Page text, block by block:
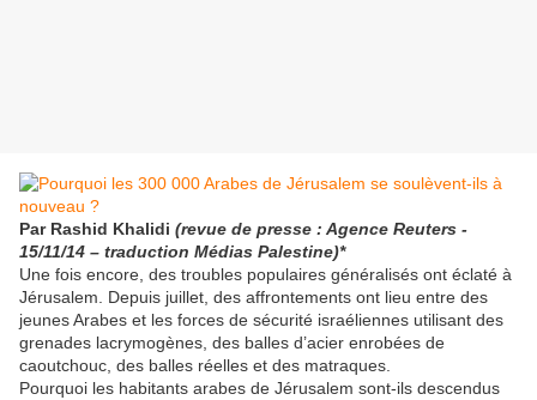
Par Rashid Khalidi (revue de presse : Agence Reuters -
15/11/14 – traduction Médias Palestine)*
Une fois encore, des troubles populaires généralisés ont éclaté à
Jérusalem. Depuis juillet, des affrontements ont lieu entre des
jeunes Arabes et les forces de sécurité israéliennes utilisant des
grenades lacrymogènes, des balles d’acier enrobées de
caoutchouc, des balles réelles et des matraques.
Pourquoi les habitants arabes de Jérusalem sont-ils descendus